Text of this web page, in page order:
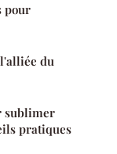
pour
du
sublimer
pratiques